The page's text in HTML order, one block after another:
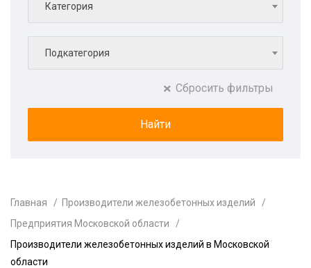
Категория
Подкатегория
Сбросить фильтры
Главная
Производители железобетонных изделий
Предприятия Московской области
Производители железобетонных изделий в Московской
области